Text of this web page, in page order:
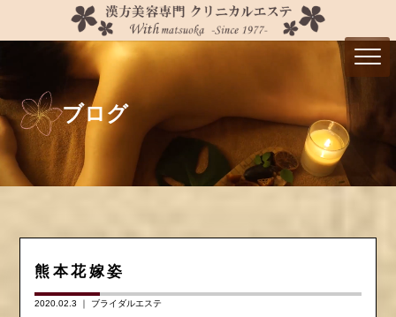
ブログ
熊本花嫁姿
2020.02.3 ｜ ブライダルエステ